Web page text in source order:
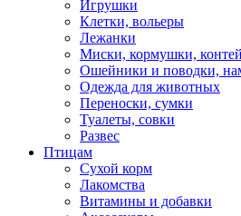
Игрушки
Клетки, вольеры
Лежанки
Миски, кормушки,
Ошейники и поводки,
Одежда для животных
Переноски, сумки
Туалеты, совки
Развес
Птицам
Сухой корм
Лакомства
Витамины и добавки